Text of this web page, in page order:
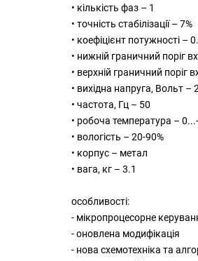
• кількість фаз – 1
• точність стабілізації – 7%
• коефіцієнт потужності –
• нижній граничний поріг
• верхній граничний поріг
• вихідна напруга, Вольт –
• частота, Гц – 50
• робоча температура –
• вологість – 20-90%
• корпус – метал
• вага, кг – 3.1
особливості:
- мікропроцесорне
- оновлена модифікація
- нова схемотехніка та